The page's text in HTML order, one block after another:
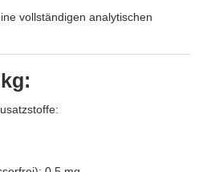
vollständigen analytischen